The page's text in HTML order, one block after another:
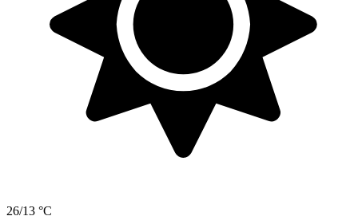
26/13 °C